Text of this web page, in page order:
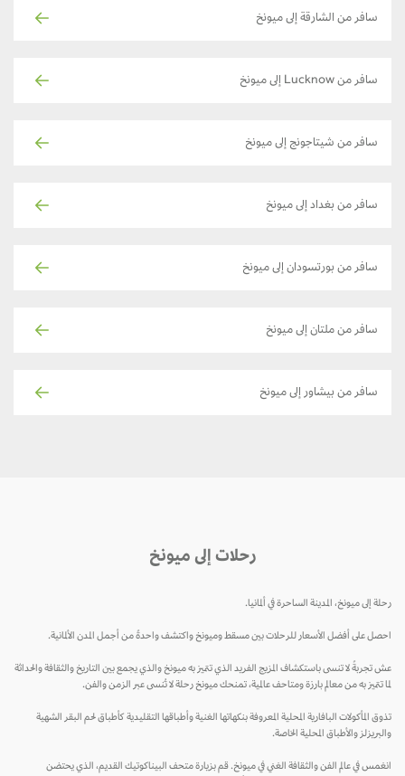
سافر من الشارقة إلى ميونخ
سافر من Lucknow إلى ميونخ
سافر من شيتاجونج إلى ميونخ
سافر من بغداد إلى ميونخ
سافر من بورتسودان إلى ميونخ
سافر من ملتان إلى ميونخ
سافر من بيشاور إلى ميونخ
رحلات إلى ميونخ
رحلة إلى ميونخ، المدينة الساحرة في ألمانيا.
احصل على أفضل الأسعار للرحلات بين مسقط وميونخ واكتشف واحدةً من أجمل المدن الألمانية.
عش تجربةً لا تنسى باستكشاف المزيج الفريد الذي تتميز به ميونخ والذي يجمع بين التاريخ والثقافة والحداثة
لما تتميز به من معالم بارزة ومتاحف عالمية، تمنحك ميونخ رحلة لا تُنسى عبر الزمن والفن.
تذوق المأكولات البافارية المحلية المعروفة بنكهاتها الغنية وأطباقها التقليدية كأطباق لحم البقر الشهية
والبريزلز والأطباق المحلية الخاصة.
انغمس في عالم الفن والثقافة الغني في ميونخ. قم بزيارة متحف البيناكوتيك القديم، الذي يحتضن